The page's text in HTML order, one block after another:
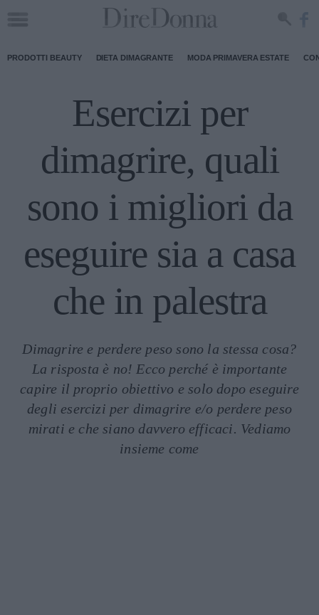
PRODOTTI BEAUTY DIETA DIMAGRANTE MODA PRIMAVERA ESTATE
Esercizi per
dimagrire, quali
sono i migliori da
eseguire sia a casa
che in palestra
Dimagrire e perdere peso sono la stessa cosa?
La risposta è no! Ecco perché è importante
capire il proprio obiettivo e solo dopo eseguire
degli esercizi per dimagrire e/o perdere peso
mirati e che siano davvero efficaci. Vediamo
insieme come